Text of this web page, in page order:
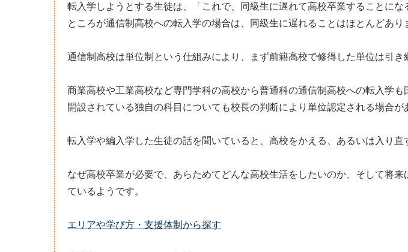
転入学しようとする生徒は、「これで、同級生に遅れて高校卒業することに
ところが通信制高校への転入学の場合は、同級生に遅れることはほとんどあり
通信制高校は単位制という仕組みにより、まず前籍高校で修得した単位は引
商業高校や工業高校など専門学科の高校から普通科の通信制高校への転入学
開設されている独自の科目についても校長の判断により単位認定される場合が
転入学や編入学した生徒の話を聞いていると、高校をかえる、あるいは入り
なぜ高校卒業が必要で、あらためてどんな高校生活をしたいのか、そして将
ているようです。
エリアや学び方・支援体制から探す